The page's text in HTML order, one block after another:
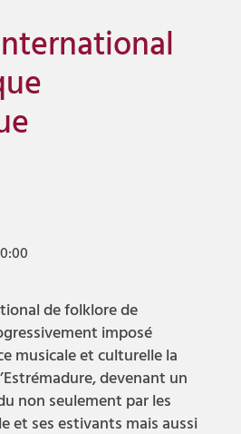
de folklore de
imposé
musicale et culturelle la
devenant un
non seulement par les
et ses estivants mais aussi